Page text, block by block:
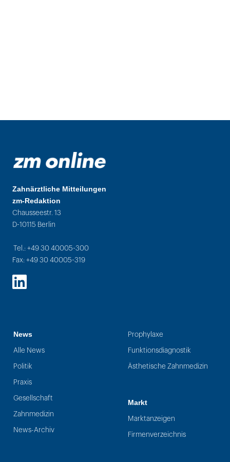
Zahnärztliche Mitteilungen
zm-Redaktion
Chausseestr. 13
D-10115 Berlin
Tel.: +49 30 40005-300
Fax: +49 30 40005-319
LinkedIn
News
Alle News
Politik
Praxis
Gesellschaft
Zahnmedizin
News-Archiv
Prophylaxe
Funktionsdiagnostik
Ästhetische Zahnmedizin
Markt
Marktanzeigen
Firmenverzeichnis